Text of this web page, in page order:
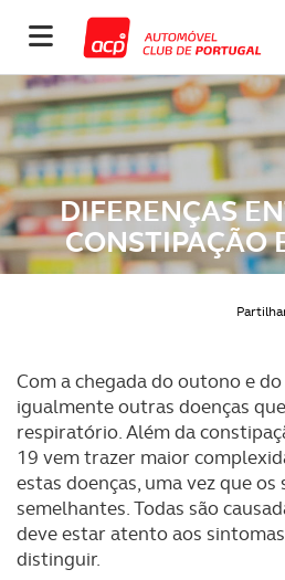
DIFERENÇAS
CONSTIPAÇÃO
Com a chegada do outono e
igualmente outras doenças
respiratório. Além da
19 vem trazer maior
estas doenças, uma vez que
semelhantes.Todas são
deveestar atento aos
distinguir.